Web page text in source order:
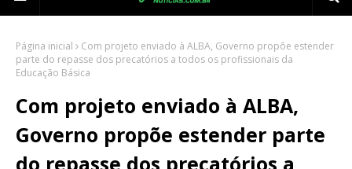
Página inicial
Com projeto enviado à ALBA, Governo propõe estender
parte do repasse dos precatórios a todos os profissionais da
Educação Básica
Com projeto enviado à ALBA,
Governo propõe estender parte
do repasse dos precatórios a